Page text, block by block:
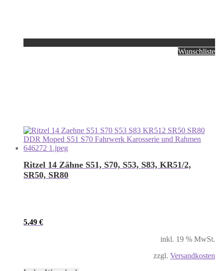
Wunschliste
Ritzel 14 Zähne S51, S70, S53, S83, KR51/2,
SR50, SR80
5,49 €
inkl. 19 % MwSt.
zzgl. Versandkosten